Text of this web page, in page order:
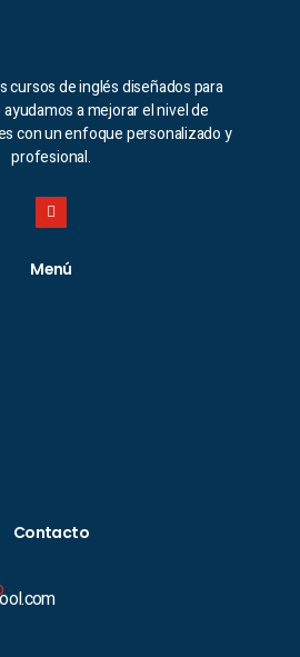
cursos de inglés diseñados para
a mejorar el nivel de
con un enfoque personalizado y
profesional.
Menú
Contacto